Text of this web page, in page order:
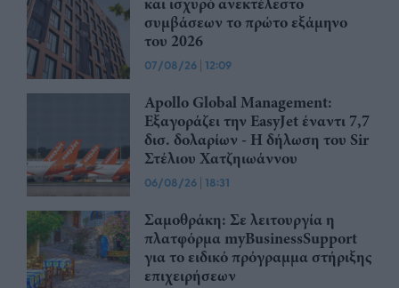
συμβάσεων το πρώτο εξάμηνο
του 2026
07/08/26 | 12:09
Apollo Global Management:
Εξαγοράζει την EasyJet έναντι 7,7
δισ. δολαρίων - Η δήλωση του Sir
Στέλιου Χατζηιωάννου
06/08/26 | 18:31
Σαμοθράκη: Σε λειτουργία η
πλατφόρμα myBusinessSupport
για το ειδικό πρόγραμμα στήριξης
επιχειρήσεων